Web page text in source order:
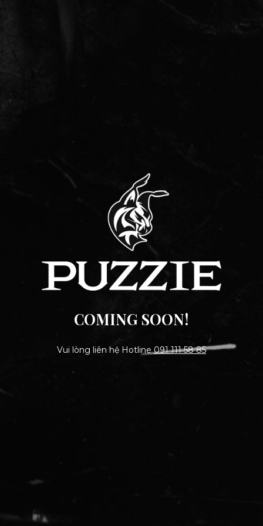
COMING SOON!
Vui lòng liên hệ Hotline091 111 58 85